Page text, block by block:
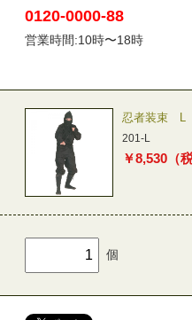
0120-0000-88
営業時間:10時〜18時
忍者装束 L
201-L
￥8,530 （
個